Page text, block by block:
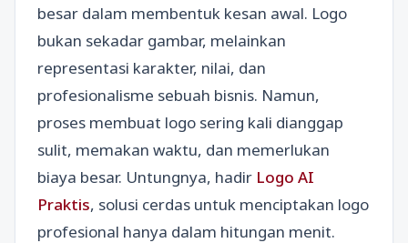
besar dalam membentuk kesan awal. Logo
bukan sekadar gambar, melainkan
representasi karakter, nilai, dan
profesionalisme sebuah bisnis. Namun,
proses membuat logo sering kali dianggap
sulit, memakan waktu, dan memerlukan
biaya besar. Untungnya, hadir Logo AI
Praktis, solusi cerdas untuk menciptakan logo
profesional hanya dalam hitungan menit.